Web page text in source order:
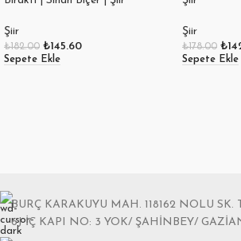
Şiir
₺182.00 ₺145.60
Sepete Ekle
Şiir
₺178.00 ₺
Sepete Ekle
BURÇ KARAKUYU MAH. 118162 NOLU
6J İÇ KAPI NO: 3 YOK/ ŞAHİNBEY/